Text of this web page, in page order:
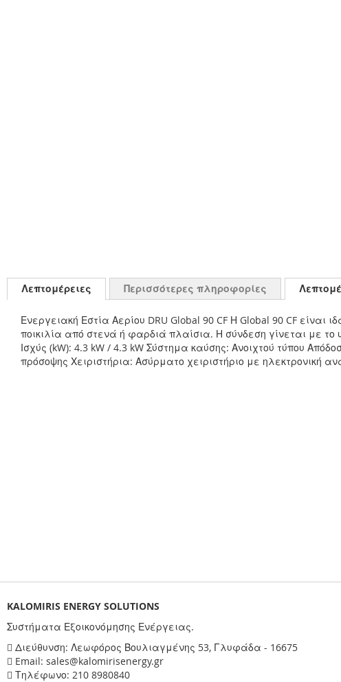
Λεπτομέρειες Περισσότερες πληροφορίες
Ενεργειακή Εστία Αερίου DRU Global 90 CF Η Global 90 CF
ποικιλία από στενά ή φαρδιά πλαίσια. Η σύνδεση γίνεται με
Ισχύς (kW): 4.3 kW / 4.3 kW Σύστημα καύσης: Ανοιχτού τύπου
πρόσοψης Χειριστήρια: Ασύρματο χειριστήριο με ηλεκτρονική
KALOMIRIS ENERGY SOLUTIONS
Συστήματα Εξοικονόμησης Ενέργειας.
Διεύθυνση: Λεωφόρος Βουλιαγμένης 53, Γλυφάδα - 16675
Email: sales@kalomirisenergy.gr
Τηλέφωνο: 210 8980840